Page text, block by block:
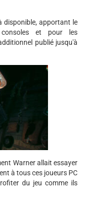
disponible, apportant le
et pour les
publié jusqu'à
Warner allait essayer
à tous ces joueurs PC
du jeu comme ils